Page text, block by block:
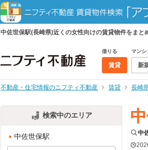
中佐世保駅(長崎県)近くの女性向けの賃貸物件をまと
借りる
賃貸
マンシ
新
不動産・住宅情報のニフティ不動産 賃貸 長崎
検索中のエリア
中佐世保駅 中